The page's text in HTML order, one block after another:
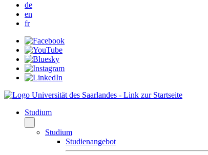
de
en
fr
Studium
Studium
Studienangebot